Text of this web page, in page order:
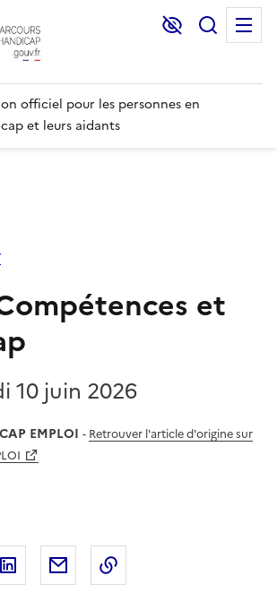
Lecture et
officiel pour les personnes en
et leurs aidants
et
10 juin 2026
CAP EMPLOI - Retrouver l'article d'origine sur
surFacebook
l'article sur X (anciennement
Partager l'article sur
Partager l'article par courriel